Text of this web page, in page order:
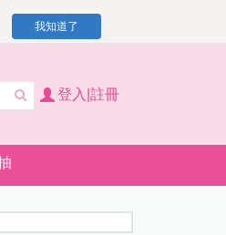
我知道了
登入|註冊